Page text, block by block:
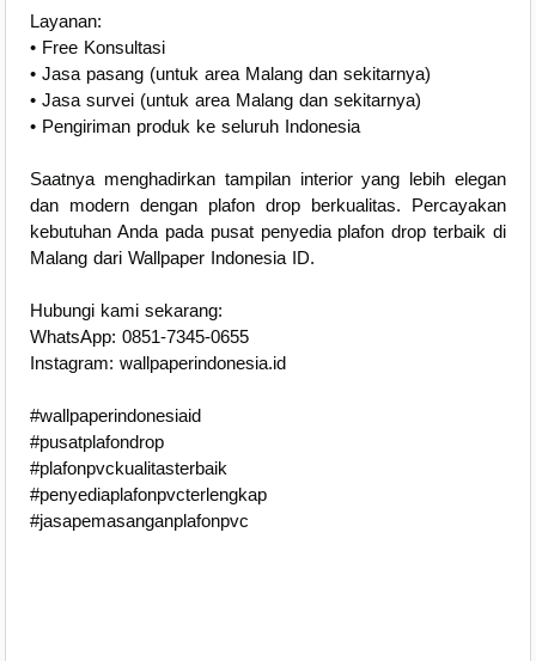
Layanan:
• Free Konsultasi
• Jasa pasang (untuk area Malang dan sekitarnya)
• Jasa survei (untuk area Malang dan sekitarnya)
• Pengiriman produk ke seluruh Indonesia
Saatnya menghadirkan tampilan interior yang lebih elegan
dan modern dengan plafon drop berkualitas. Percayakan
kebutuhan Anda pada pusat penyedia plafon drop terbaik di
Malang dari Wallpaper Indonesia ID.
Hubungi kami sekarang:
WhatsApp: 0851-7345-0655
Instagram: wallpaperindonesia.id
#wallpaperindonesiaid
#pusatplafondrop
#plafonpvckualitasterbaik
#penyediaplafonpvcterlengkap
#jasapemasanganplafonpvc